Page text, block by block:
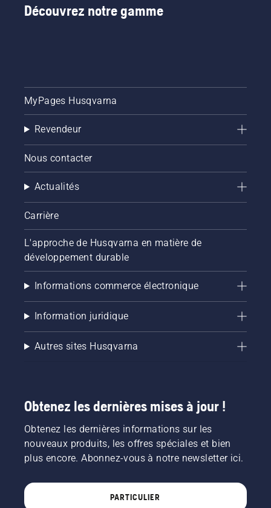
chaîne et
de la
courte
vidéo
pour
savoir
que le
système
de
de votre
tronçonneuse
fonctionne
correctement.
Vérifiez
d'huile.
Démarrez
la
le frein
chaîne
est
desserré.
Faites
le
moteur
Découvrez notre gamme
MyPages Husqvarna
Revendeur
Nous contacter
Actualités
Carrière
L'approche de Husqvarna en matière de
développement durable
Informations commerce électronique
Information juridique
Autres sites Husqvarna
Obtenez les dernières mises à jour !
Obtenez les dernières informations sur les
nouveaux produits, les offres spéciales et bien
plus encore. Abonnez-vous à notre newsletter ici.
PARTICULIER